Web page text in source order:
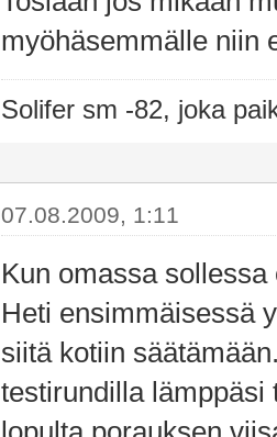
myöhäsemmälle niin
Solifer sm -82, joka
07.08.2009, 1:11
Kun omassa
Heti ensimmäisessä
siitä kotiin
testirundilla lämppäsi